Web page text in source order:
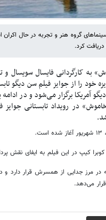
گروه هنر و تجربه در حال اکران
دریافت کرد.
به کارگردانی فایسال سویسال و
آمریکا برگزار می‌شود و در
در رویداد تابستانی
کیپ در این فیلم به ایفای نقش
مرز جدایی از همسرش قرار دارد
می‌دهد.